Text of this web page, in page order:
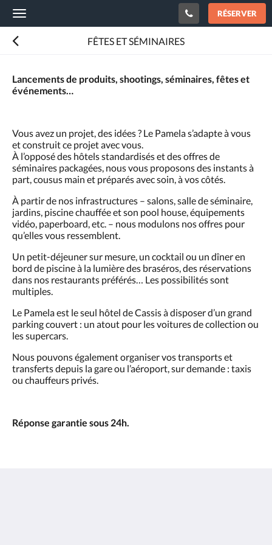
Toggle
navigation
RÉSERVER
FÊTES ET SÉMINAIRES
Lancements de produits, shootings, séminaires, fêtes et
événements…
Vous avez un projet, des idées ? Le Pamela s’adapte à vous
et construit ce projet avec vous.
À l’opposé des hôtels standardisés et des offres de
séminaires packagées, nous vous proposons des instants à
part, cousus main et préparés avec soin, à vos côtés.
À partir de nos infrastructures – salons, salle de séminaire,
jardins, piscine chauffée et son pool house, équipements
vidéo, paperboard, etc. – nous modulons nos offres pour
qu’elles vous ressemblent.
Un petit-déjeuner sur mesure, un cocktail ou un dîner en
bord de piscine à la lumière des braséros, des réservations
dans nos restaurants préférés… Les possibilités sont
multiples.
Le Pamela est le seul hôtel de Cassis à disposer d’un grand
parking couvert : un atout pour les voitures de collection ou
les supercars.
Nous pouvons également organiser vos transports et
transferts depuis la gare ou l’aéroport, sur demande : taxis
ou chauffeurs privés.
Réponse garantie sous 24h.